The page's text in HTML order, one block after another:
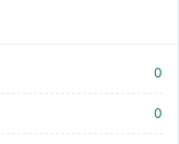
0
0